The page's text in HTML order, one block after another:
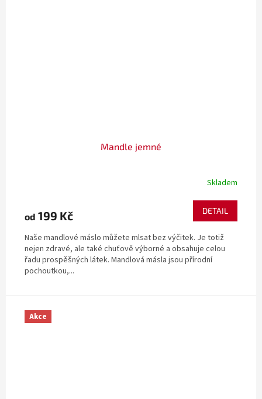
Mandle jemné
Skladem
od 199 Kč DETAIL
Naše mandlové máslo můžete mlsat bez výčitek. Je totiž
nejen zdravé, ale také chuťově výborné a obsahuje celou
řadu prospěšných látek. Mandlová másla jsou přírodní
pochoutkou,...
Akce